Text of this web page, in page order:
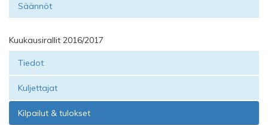
Säännöt
Kuukausirallit 2016/2017
Tiedot
Kuljettajat
Kilpailut & tulokset